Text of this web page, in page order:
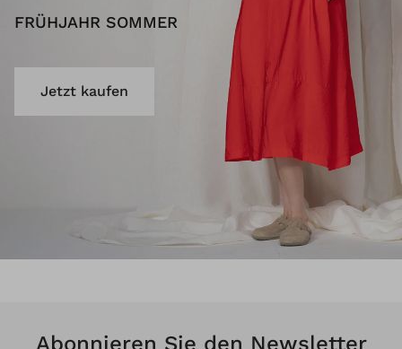
FRÜHJAHR SOMMER
Jetzt kaufen
Abonnieren Sie den Newsletter